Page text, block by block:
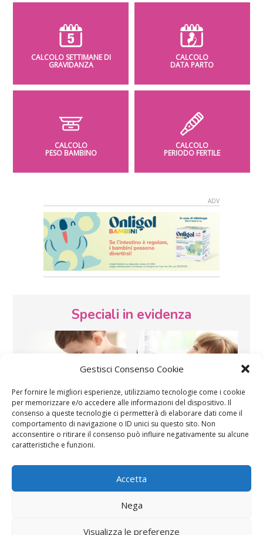
Gestisci Consenso Cookie
Per fornire le migliori esperienze, utilizziamo tecnologie come i cookie
per memorizzare e/o accedere alle informazioni del dispositivo. Il
consenso a queste tecnologie ci permetterà di elaborare dati come il
comportamento di navigazione o ID unici su questo sito. Non
acconsentire o ritirare il consenso può influire negativamente su alcune
caratteristiche e funzioni.
Accetta
Nega
Visualizza le preferenze
CALCOLO SETTIMANE DI
GRAVIDANZA
CALCOLO
DATA PARTO
CALCOLO
PESO BAMBINO
CALCOLO
PERIODO FERTILE
Speciali in evidenza
Vaccini SOS Pediatra
d’auguri, filastrocche